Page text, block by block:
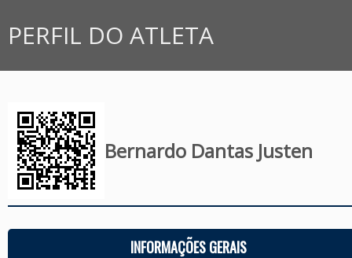
PERFIL DO ATLETA
Bernardo Dantas Justen
INFORMAÇÕES GERAIS